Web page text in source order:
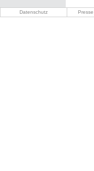
Datenschutz Presse